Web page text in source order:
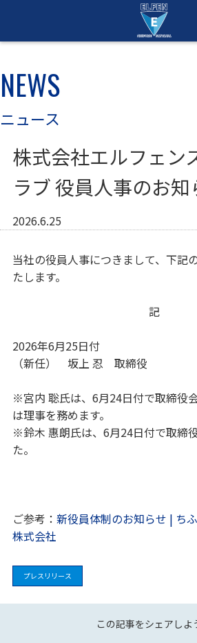
NEWS
ニュース
株式会社エルフェン
ラブ 役員人事のお知
2026.6.25
当社の役員人事につきまして、下記
たします。
記
2026年6月25日付
（新任） 坂上 忍 取締役
※宮内 聡氏は、6月24日付で取締役
は理事を務めます。
※鈴木 惠朗氏は、6月24日付で取締
た。
ご参考： 新役員体制のお知らせ | ち
株式会社
プレスリリース
この記事をシェアしよ